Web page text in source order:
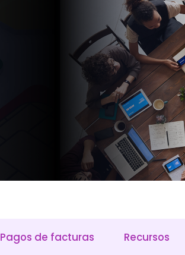
Pagos de facturas Recursos